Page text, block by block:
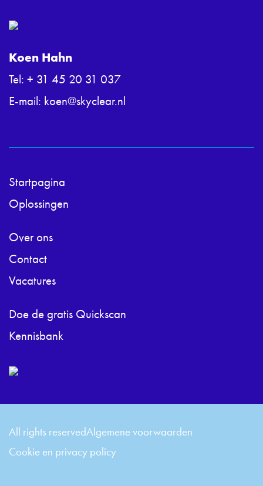
Koen Hahn
Tel: + 31 45 20 31 037
E-mail: koen@skyclear.nl
Startpagina
Oplossingen
Over ons
Contact
Vacatures
Doe de gratis Quickscan
Kennisbank
All rights reservedAlgemene voorwaarden
Cookie en privacy policy